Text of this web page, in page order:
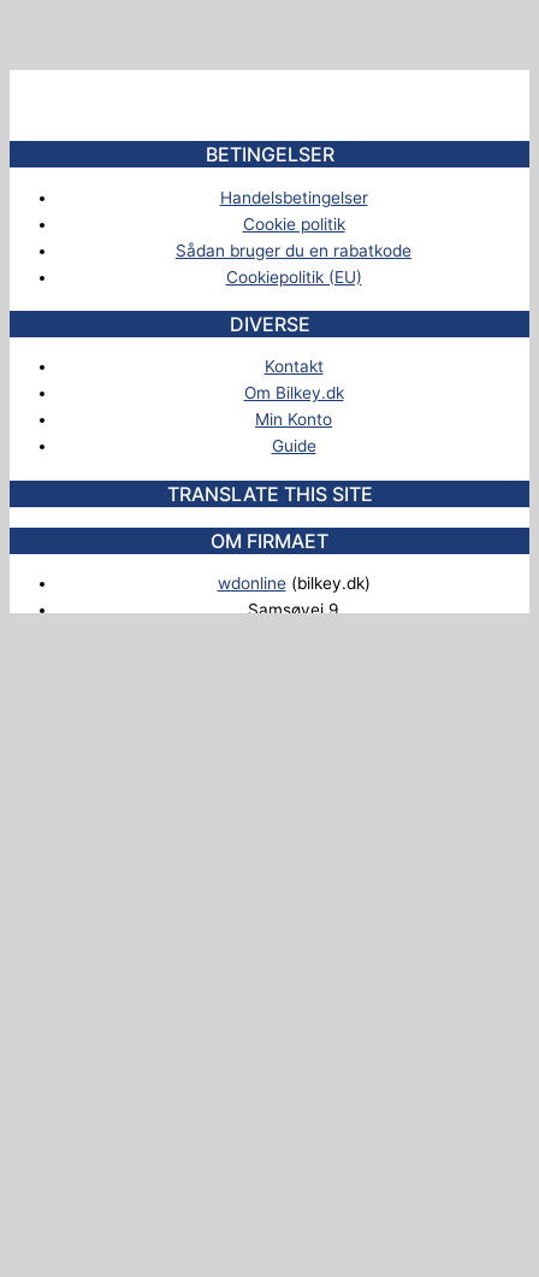
BETINGELSER
Handelsbetingelser
Cookie politik
Sådan bruger du en rabatkode
Cookiepolitik (EU)
DIVERSE
Kontakt
Om Bilkey.dk
Min Konto
Guide
TRANSLATE THIS SITE
OM FIRMAET
wdonline(bilkey.dk)
Samsøvej 9